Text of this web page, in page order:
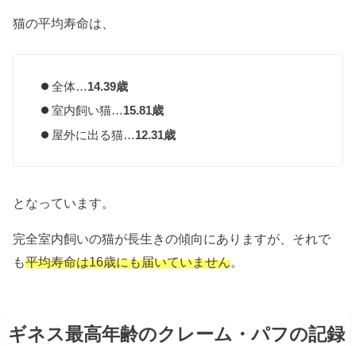
猫の平均寿命は、
全体…14.39歳
室内飼い猫…15.81歳
屋外に出る猫…12.31歳
となっています。
完全室内飼いの猫が長生きの傾向にありますが、それで
も平均寿命は16歳にも届いていません。
ギネス最高年齢のクレーム・パフの記録